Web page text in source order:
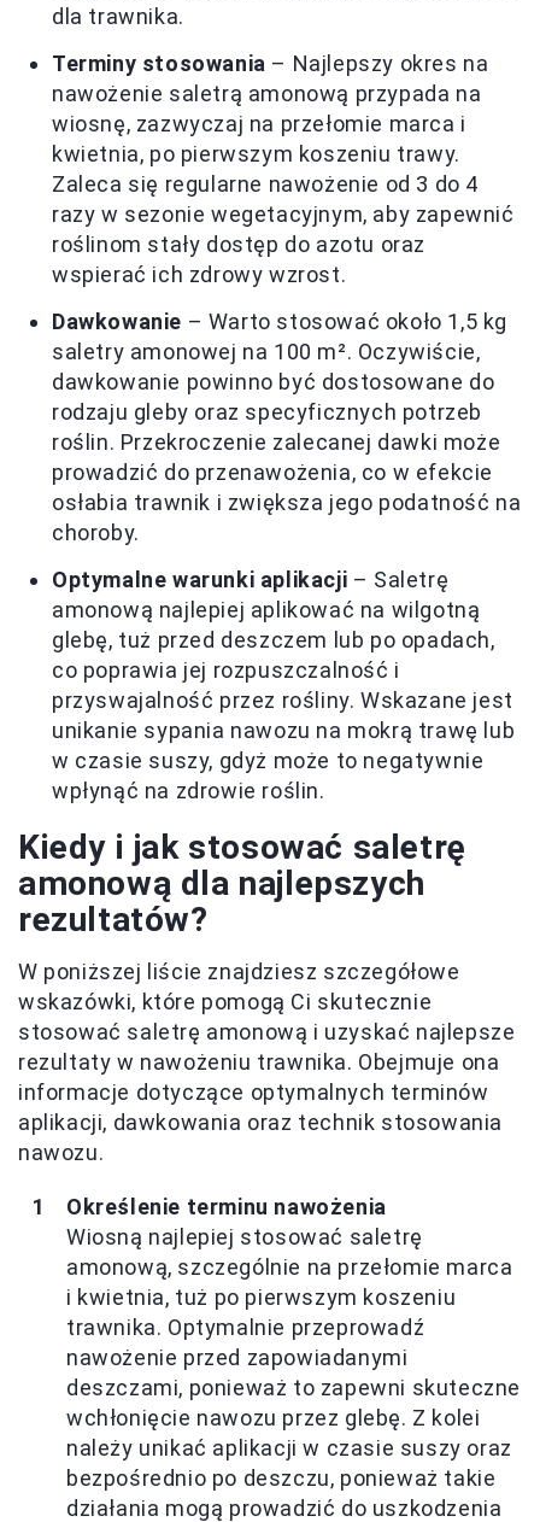
dla trawnika.
Terminy stosowania – Najlepszy okres na
nawożenie saletrą amonową przypada na
wiosnę, zazwyczaj na przełomie marca i
kwietnia, po pierwszym koszeniu trawy.
Zaleca się regularne nawożenie od 3 do 4
razy w sezonie wegetacyjnym, aby zapewnić
roślinom stały dostęp do azotu oraz
wspierać ich zdrowy wzrost.
Dawkowanie – Warto stosować około 1,5 kg
saletry amonowej na 100 m². Oczywiście,
dawkowanie powinno być dostosowane do
rodzaju gleby oraz specyficznych potrzeb
roślin. Przekroczenie zalecanej dawki może
prowadzić do przenawożenia, co w efekcie
osłabia trawnik i zwiększa jego podatność na
choroby.
Optymalne warunki aplikacji – Saletrę
amonową najlepiej aplikować na wilgotną
glebę, tuż przed deszczem lub po opadach,
co poprawia jej rozpuszczalność i
przyswajalność przez rośliny. Wskazane jest
unikanie sypania nawozu na mokrą trawę lub
w czasie suszy, gdyż może to negatywnie
wpłynąć na zdrowie roślin.
Kiedy i jak stosować saletrę
amonową dla najlepszych
rezultatów?
W poniższej liście znajdziesz szczegółowe
wskazówki, które pomogą Ci skutecznie
stosować saletrę amonową i uzyskać najlepsze
rezultaty w nawożeniu trawnika. Obejmuje ona
informacje dotyczące optymalnych terminów
aplikacji, dawkowania oraz technik stosowania
nawozu.
Określenie terminu nawożenia
Wiosną najlepiej stosować saletrę
amonową, szczególnie na przełomie marca
i kwietnia, tuż po pierwszym koszeniu
trawnika. Optymalnie przeprowadź
nawożenie przed zapowiadanymi
deszczami, ponieważ to zapewni skuteczne
wchłonięcie nawozu przez glebę. Z kolei
należy unikać aplikacji w czasie suszy oraz
bezpośrednio po deszczu, ponieważ takie
działania mogą prowadzić do uszkodzenia